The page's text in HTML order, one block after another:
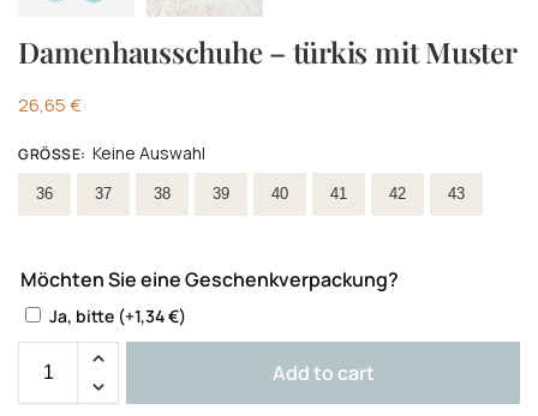
Damenhausschuhe – türkis mit Muster
26,65€
GRÖSSE : Keine Auswahl
Wählen Größe
36 37 38 39 40 41 42 43
Möchten Sie eine Geschenkverpackung?
Ja, bitte (+1,34€)
Add to cart